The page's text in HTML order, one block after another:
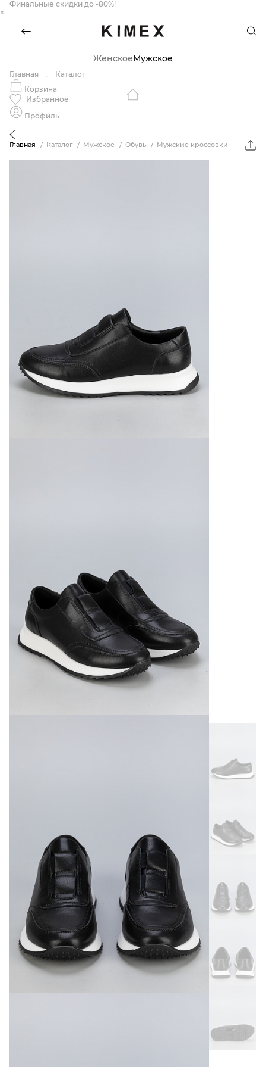
Финальные скидки до -80%!
×
ЖенскоеМужское
Главная
Каталог
Корзина
Избранное
Профиль
Главная Каталог Мужское Обувь Мужские кроссовки